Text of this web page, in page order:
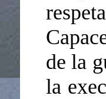
de la
la